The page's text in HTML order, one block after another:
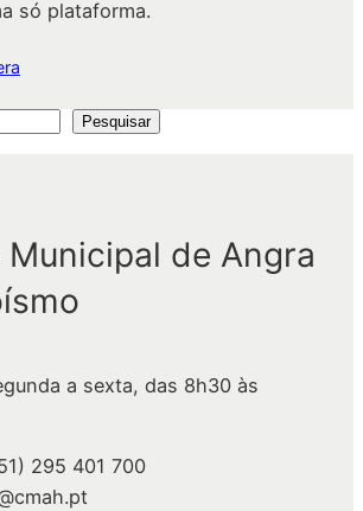
só plataforma.
Pesquisar
Municipal de Angra
a sexta, das 8h30 às
295 401 700